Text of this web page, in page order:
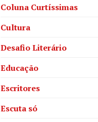
Coluna Curtíssimas
Cultura
Desafio Literário
Educação
Escritores
Escuta só